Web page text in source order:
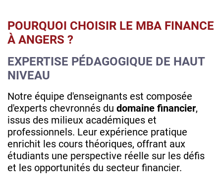
POURQUOI CHOISIR LE MBA FINANCE
À ANGERS ?
EXPERTISE PÉDAGOGIQUE DE HAUT
NIVEAU
Notre équipe d'enseignants est composée
d'experts chevronnés du domaine financier,
issus des milieux académiques et
professionnels. Leur expérience pratique
enrichit les cours théoriques, offrant aux
étudiants une perspective réelle sur les défis
et les opportunités du secteur financier.